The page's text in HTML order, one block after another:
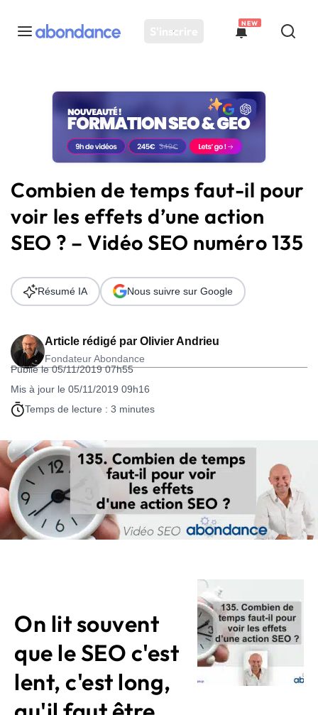
S'inscrire
NEW
Toutes les actus
Actus SEO
Plateforme
Solutions
Ressources
Audit SEO
Combien de temps faut-il pour
voir les effets d’une action
SEO ? – Vidéo SEO numéro 135
Article rédigé par Olivier Andrieu
Fondateur Abondance
Publié le 05/11/2019 07h55
Mis à jour le 05/11/2019 09h16
Temps de lecture : 3 minutes
Résumé IA Nous suivre sur Google
On lit souvent
que le SEO c'est
lent, c'est long,